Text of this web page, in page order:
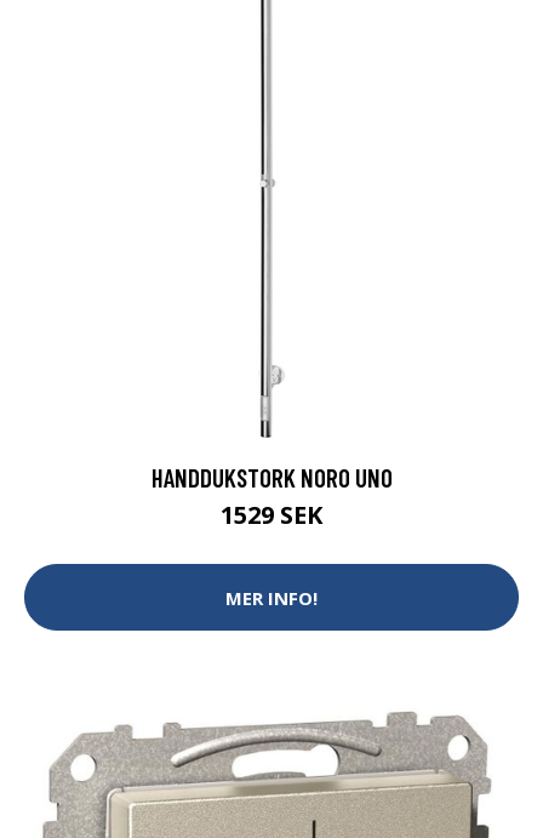
HANDDUKSTORK NORO UNO
1529 SEK
MER INFO!